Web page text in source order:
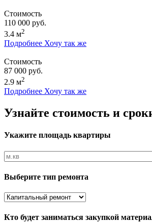
Стоимость
110 000 руб.
3.4 м2
Подробнее Хочу так же
Стоимость
87 000 руб.
2.9 м2
Подробнее Хочу так же
Узнайте стоимость и
Укажите площадь квартиры
Выберите тип ремонта
Кто будет заниматься закупкой